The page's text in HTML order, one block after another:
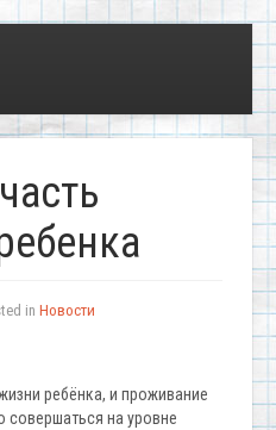
in Новости
ребёнка, и проживание
совершаться на уровне